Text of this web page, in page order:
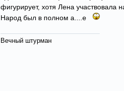
фигурирует, хотя Лена участвовала
Народ был в полном а....е
Вечный штурман